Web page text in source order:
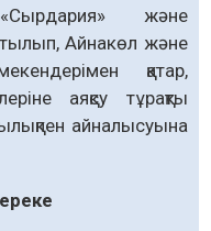
және
Айнакөл және
қатар,
аяқсу тұрақты
айналысуына